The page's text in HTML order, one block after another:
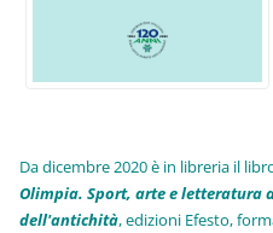
Da dicembre 2020 è in libreria il
Olimpia. Sport, arte e letteratura
dell'antichità,edizioni Efesto,